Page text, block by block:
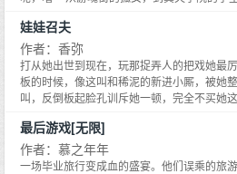
朽木白哉后，戛然终止。步入贵族豪门，成
人生道路走向了一个完全不同的方向。而冷
生死关头时的保护和不离不弃，则让一段
娃娃召夫
作者：香弥
打从她出世到现在，玩那捉弄人的把戏她最
板的时候，像这叫和稀泥的新进小厮，被她
叫，反倒板起脸孔训斥她一顿，完全不买她
小径上，听说谁捡到，谁就要倒大楣了，嘻
最后游戏[无限]
作者：慕之年年
一场毕业旅行变成血的盛宴。他们误乘的